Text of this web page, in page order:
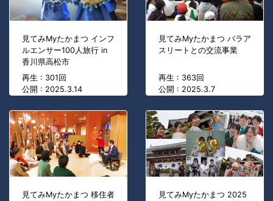
見てみMyたかまつ インフ
ルエンサー100人旅行 in
香川県高松市
再生 : 301回
公開 : 2025.3.14
見てみMyたかまつ パラア
スリートとの交流事業
再生 : 363回
公開 : 2025.3.7
見てみMyたかまつ 移住者
見てみMyたかまつ 2025